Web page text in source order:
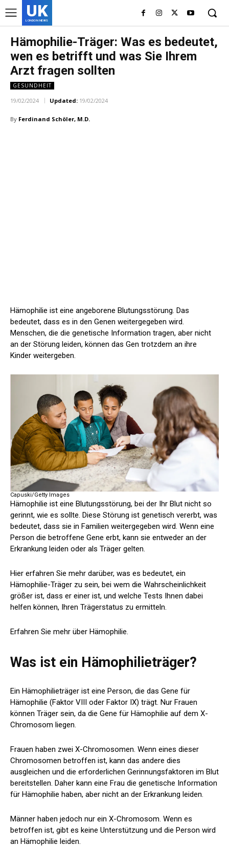
UK
LONDON NEWS
Hämophilie-Träger: Was es bedeutet,
wen es betrifft und was Sie Ihrem
Arzt fragen sollten
GESUNDHEIT
19/02/2024 Updated: 19/02/2024
By Ferdinand Schöler, M.D.
Hämophilie ist eine angeborene Blutungsstörung. Das
bedeutet, dass es in den Genen weitergegeben wird.
Menschen, die die genetische Information tragen, aber nicht
an der Störung leiden, können das Gen trotzdem an ihre
Kinder weitergeben.
Capuski/Getty Images
Hämophilie ist eine Blutungsstörung, bei der Ihr Blut nicht so
gerinnt, wie es sollte. Diese Störung ist genetisch vererbt, was
bedeutet, dass sie in Familien weitergegeben wird. Wenn eine
Person die betroffene Gene erbt, kann sie entweder an der
Erkrankung leiden oder als Träger gelten.
Hier erfahren Sie mehr darüber, was es bedeutet, ein
Hämophilie-Träger zu sein, bei wem die Wahrscheinlichkeit
größer ist, dass er einer ist, und welche Tests Ihnen dabei
helfen können, Ihren Trägerstatus zu ermitteln.
Erfahren Sie mehr über Hämophilie.
Was ist ein Hämophilieträger?
Ein Hämophilieträger ist eine Person, die das Gene für
Hämophilie (Faktor VIII oder Faktor IX) trägt. Nur Frauen
können Träger sein, da die Gene für Hämophilie auf dem X-
Chromosom liegen.
Frauen haben zwei X-Chromosomen. Wenn eines dieser
Chromosomen betroffen ist, kann das andere dies
ausgleichen und die erforderlichen Gerinnungsfaktoren im Blut
bereitstellen. Daher kann eine Frau die genetische Information
für Hämophilie haben, aber nicht an der Erkrankung leiden.
Männer haben jedoch nur ein X-Chromosom. Wenn es
betroffen ist, gibt es keine Unterstützung und die Person wird
an Hämophilie leiden.